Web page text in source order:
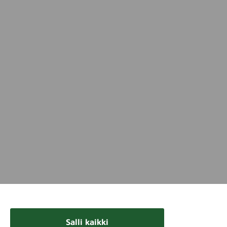
Salli kaikki